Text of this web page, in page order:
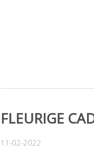
FLEURIGE
11-02-2022